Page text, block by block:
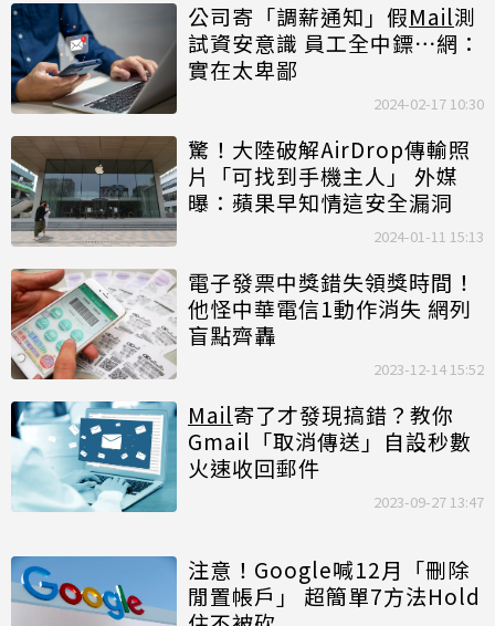
公司寄「調薪通知」假Mail測
試資安意識 員工全中鏢⋯網：
實在太卑鄙
2024-02-17 10:30
驚！大陸破解AirDrop傳輸照
片「可找到手機主人」 外媒
曝：蘋果早知情這安全漏洞
2024-01-11 15:13
電子發票中獎錯失領獎時間！
他怪中華電信1動作消失 網列
盲點齊轟
2023-12-14 15:52
Mail寄了才發現搞錯？教你
Gmail「取消傳送」自設秒數
火速收回郵件
2023-09-27 13:47
注意！Google喊12月「刪除
閒置帳戶」 超簡單7方法Hold